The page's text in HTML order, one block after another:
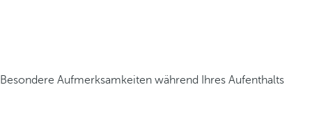
Besondere Aufmerksamkeiten während Ihres Aufenthalts